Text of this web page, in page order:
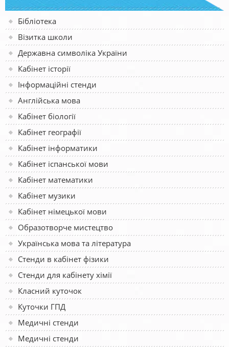
Бібліотека
Візитка школи
Державна символіка України
Кабінет історії
Інформаційні стенди
Англійська мова
Кабінет біології
Кабінет географії
Кабінет інформатики
Кабінет іспанської мови
Кабінет математики
Кабінет музики
Кабінет німецької мови
Образотворче мистецтво
Українська мова та література
Стенди в кабінет фізики
Стенди для кабінету хімії
Класний куточок
Куточки ГПД
Медичні стенди
Медичні стенди